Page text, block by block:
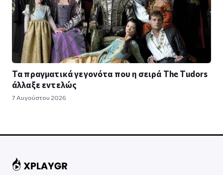
Τα πραγματικά γεγονότα που η σειρά The Tudors
άλλαξε εντελώς
7 Αυγούστου 2026